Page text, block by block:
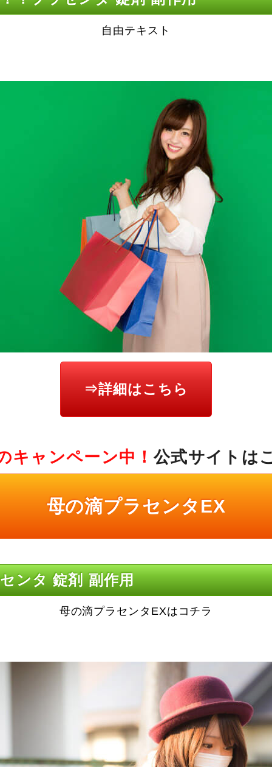
自由テキスト
⇒詳細はこちら
キャンペーン中！ 公式サイトは
母の滴プラセンタEX
ンタ 錠剤 副作用
母の滴プラセンタEXはコチラ